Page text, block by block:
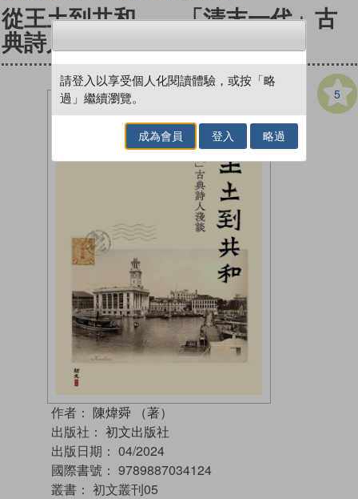
從王土到共和——「清末一代」古
典詩人淺談
5
作者： 陳煒舜 （著）
出版社： 初文出版社
出版日期： 04/2024
國際書號： 9789887034124
叢書： 初文叢刊05
請登入以享受個人化閱讀體驗，或按「略
過」繼續瀏覽。
成為會員 登入 略過